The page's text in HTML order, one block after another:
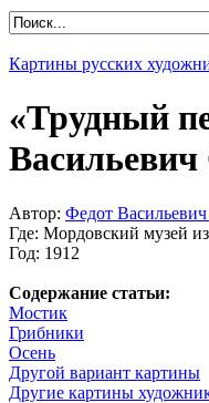
Картины русских
«Трудный
Автор: Федот
Где: Мордовский музей
Год: 1912
Содержание статьи:
Мостик
Грибники
Осень
Другой вариант картины
Другие картины